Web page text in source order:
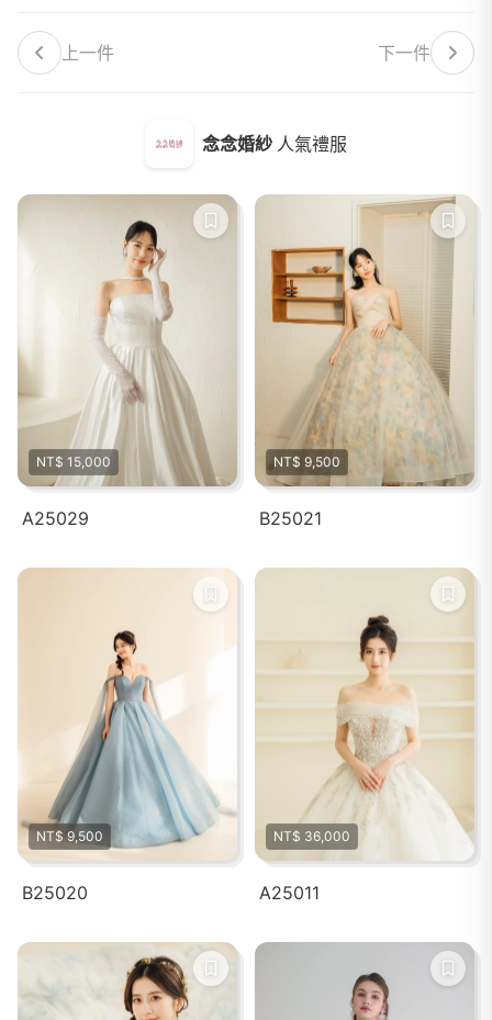
上一件 下一件
念念婚紗 人氣禮服
NT$ 15,000
A25029
NT$ 9,500
B25021
NT$ 9,500
B25020
NT$ 36,000
A25011